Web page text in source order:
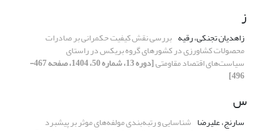
ز
زاهدیان تجنکی، رقیه بررسی نقش کیفیت حکمرانی بر صادرات
محصولات کشاورزی در کشورهای گروه بریکس در راستای
سیاست‌های اقتصاد مقاومتی [دوره 13، شماره 50، 1404، صفحه 467-
496]
س
سارنج، علیرضا شناسایی و رتبه‌بندی مولفه‌های موثر بر پیشبرد